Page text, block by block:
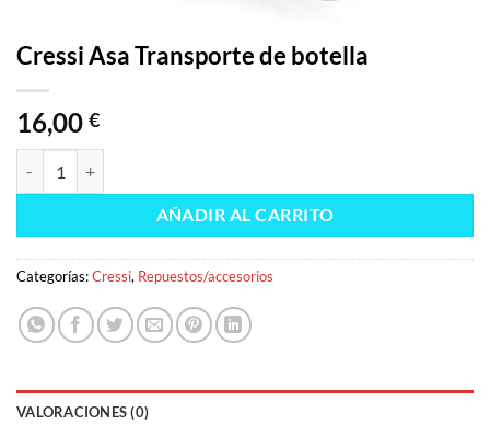
Cressi Asa Transporte de botella
16,00 €
AÑADIR AL CARRITO
Categorías:Cressi, Repuestos/accesorios
VALORACIONES (0)